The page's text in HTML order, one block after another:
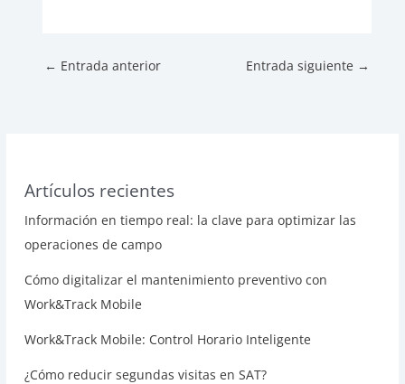
← Entrada anterior Entrada siguiente →
Artículos recientes
Información en tiempo real: la clave para optimizar las
operaciones de campo
Cómo digitalizar el mantenimiento preventivo con
Work&Track Mobile
Work&Track Mobile: Control Horario Inteligente
¿Cómo reducir segundas visitas en SAT?